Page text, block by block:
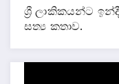
ශ්‍රී ලාකිකයන්ට
සත්‍ය කතාව.